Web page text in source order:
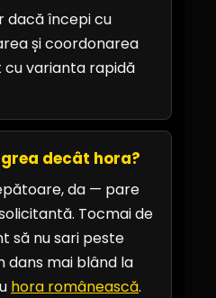
dacă începi cu
și coordonarea
cu varianta rapidă
decât hora?
da — pare
Tocmai de
să nu sari peste
dans mai blând la
hora românească.